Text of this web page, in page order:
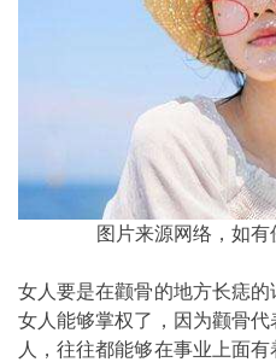
图片来源网络，如
女人要是在颧骨的地方长痣
女人能够掌权了，因为颧骨
人，往往都能够在事业上面